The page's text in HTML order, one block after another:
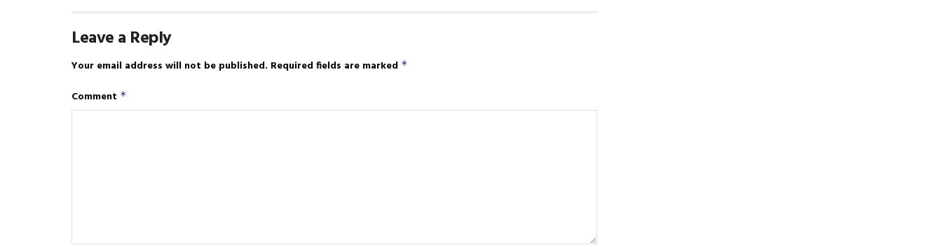
Leave a Reply
Your email address will not be published. Required fields are marked *
Comment *